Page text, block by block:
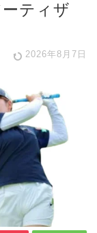
ティザ
2026年8月7日